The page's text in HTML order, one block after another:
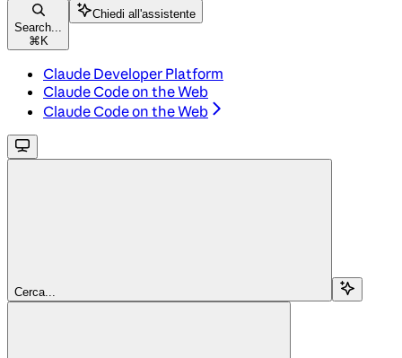
Search...
⌘ K
Chiedi all'assistente
Claude Developer Platform
Claude Code on the Web
Claude Code on the Web
Cerca...